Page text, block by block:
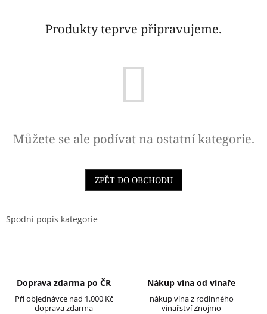
Produkty teprve připravujeme.
Můžete se ale podívat na ostatní kategorie.
ZPĚT DO OBCHODU
Spodní popis kategorie
Doprava zdarma po ČR
Při objednávce nad 1.000 Kč
doprava zdarma
Nákup vína od vinaře
nákup vína z rodinného
vinařství Znojmo